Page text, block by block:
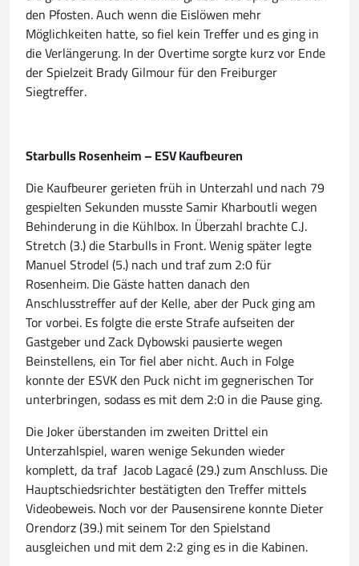
den Pfosten. Auch wenn die Eislöwen mehr
Möglichkeiten hatte, so fiel kein Treffer und es ging in
die Verlängerung. In der Overtime sorgte kurz vor Ende
der Spielzeit Brady Gilmour für den Freiburger
Siegtreffer.
Starbulls Rosenheim – ESV Kaufbeuren
Die Kaufbeurer gerieten früh in Unterzahl und nach 79
gespielten Sekunden musste Samir Kharboutli wegen
Behinderung in die Kühlbox. In Überzahl brachte C.J.
Stretch (3.) die Starbulls in Front. Wenig später legte
Manuel Strodel (5.) nach und traf zum 2:0 für
Rosenheim. Die Gäste hatten danach den
Anschlusstreffer auf der Kelle, aber der Puck ging am
Tor vorbei. Es folgte die erste Strafe aufseiten der
Gastgeber und Zack Dybowski pausierte wegen
Beinstellens, ein Tor fiel aber nicht. Auch in Folge
konnte der ESVK den Puck nicht im gegnerischen Tor
unterbringen, sodass es mit dem 2:0 in die Pause ging.
Die Joker überstanden im zweiten Drittel ein
Unterzahlspiel, waren wenige Sekunden wieder
komplett, da traf Jacob Lagacé (29.) zum Anschluss. Die
Hauptschiedsrichter bestätigten den Treffer mittels
Videobeweis. Noch vor der Pausensirene konnte Dieter
Orendorz (39.) mit seinem Tor den Spielstand
ausgleichen und mit dem 2:2 ging es in die Kabinen.